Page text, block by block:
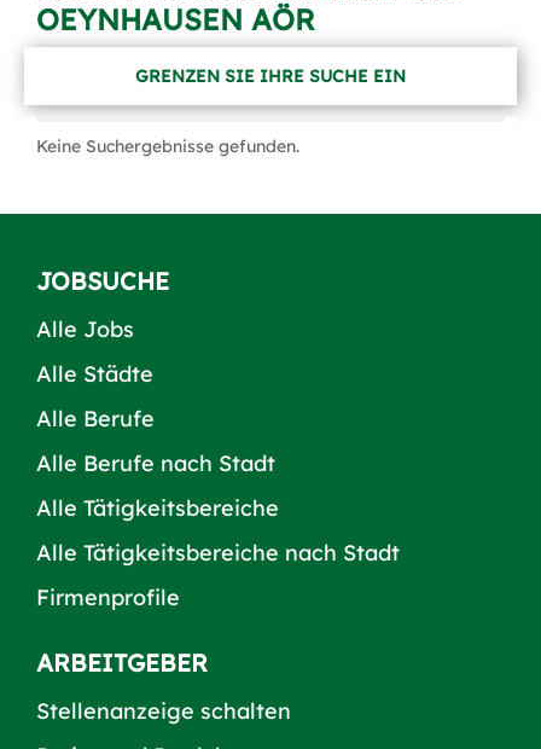
OEYNHAUSEN AÖR
GRENZEN SIE IHRE SUCHE EIN
Keine Suchergebnisse gefunden.
JOBSUCHE
Alle Jobs
Alle Städte
Alle Berufe
Alle Berufe nach Stadt
Alle Tätigkeitsbereiche
Alle Tätigkeitsbereiche nach Stadt
Firmenprofile
ARBEITGEBER
Stellenanzeige schalten